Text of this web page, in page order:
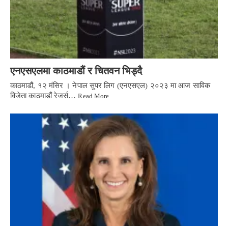
एनएसएलमा काठमाडौं र चितवन भिड्दै
काठमाडौं, १२ मंसिर । नेपाल सुपर लिग (एनएसएल) २०२३ मा आज साविक
विजेता काठमाडौं रेजर्स…Read More